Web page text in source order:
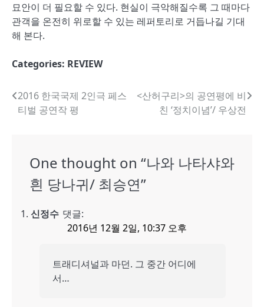
묘안이 더 필요할 수 있다. 현실이 극악해질수록 그 때마다
관객을 온전히 위로할 수 있는 레퍼토리로 거듭나길 기대
해 본다.
Categories: REVIEW
글
내
2016 한국국제 2인극 페스
티벌 공연작 평
<산허구리>의 공연평에 비
친 ‘정치이념’/ 우상전
One thought on “나와 나타샤와
흰 당나귀/ 최승연”
신정수 댓글:
2016년 12월 2일, 10:37 오후
트래디셔널과 마던. 그 중간 어디에
서…